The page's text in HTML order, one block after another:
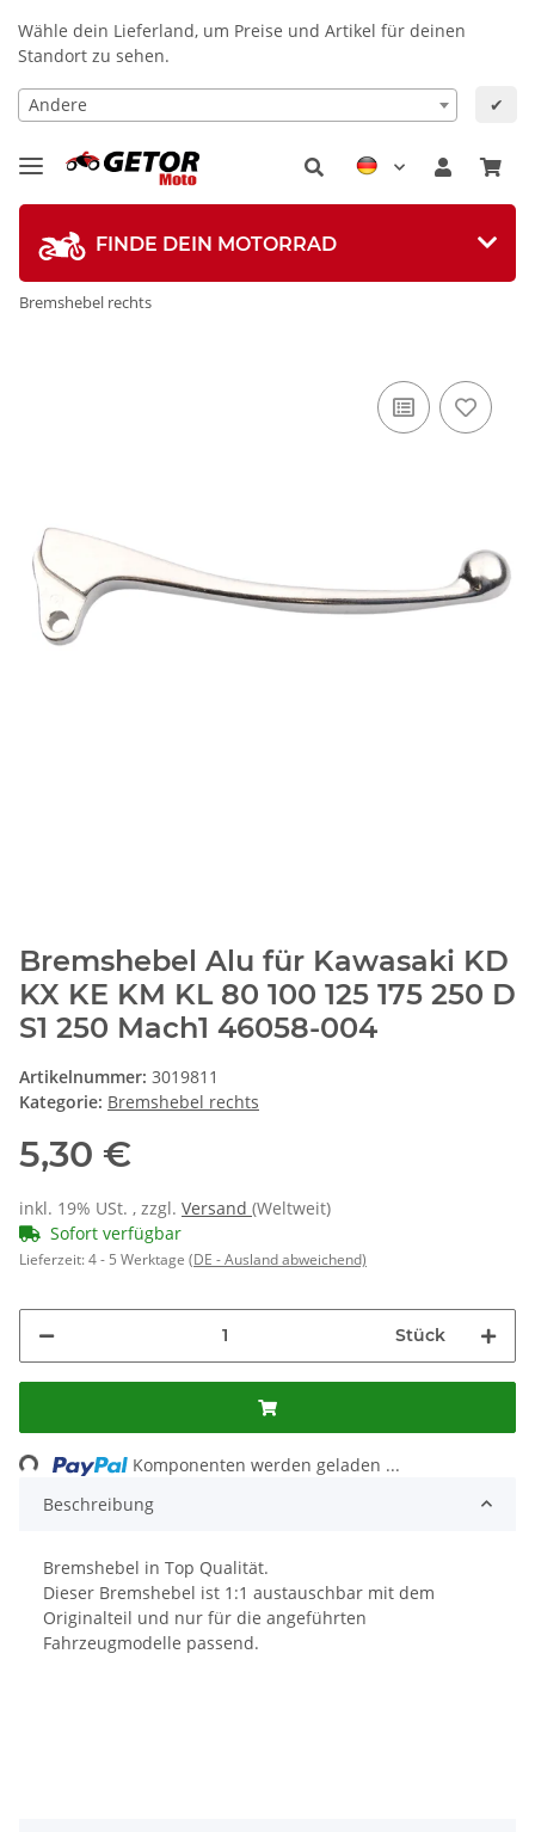
Wähle dein Lieferland, um Preise und Artikel für deinen
Standort zu sehen.
Andere ✔
FINDE DEIN MOTORRAD
Bremshebel rechts
Bremshebel Alu für Kawasaki KD
KX KE KM KL 80 100 125 175 250 D
S1 250 Mach1 46058-004
Artikelnummer: 3019811
Kategorie: Bremshebel rechts
5,30 €
inkl. 19% USt. , zzgl. Versand (Weltweit)
Sofort verfügbar
Lieferzeit:4 - 5 Werktage (DE - Ausland abweichend)
Stück
Loading...
Komponenten werden geladen ...
Beschreibung
Bremshebel in Top Qualität.
Dieser Bremshebel ist 1:1 austauschbar mit dem
Originalteil und nur für die angeführten
Fahrzeugmodelle passend.